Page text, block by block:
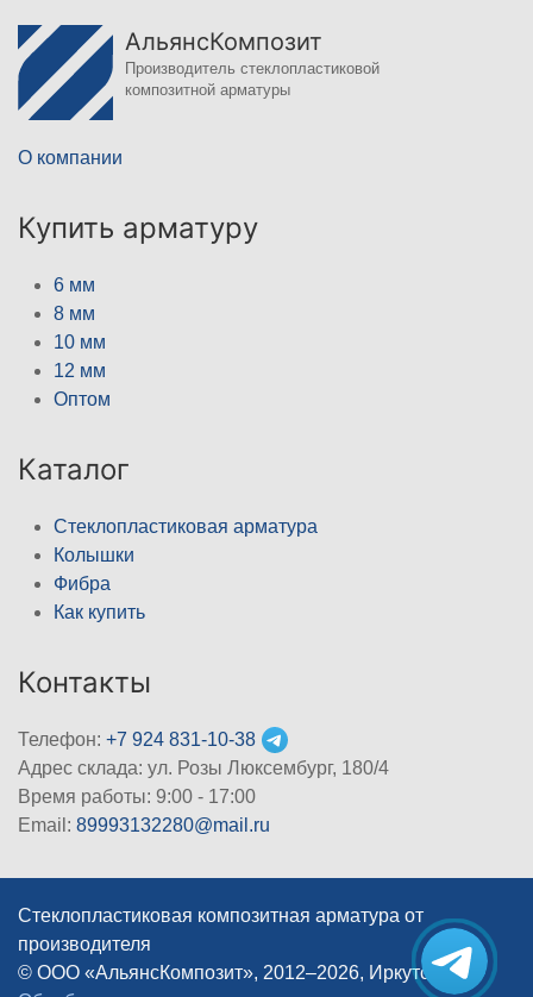
АльянсКомпозит
Производитель стеклопластиковой
композитной арматуры
О компании
Купить арматуру
6 мм
8 мм
10 мм
12 мм
Оптом
Каталог
Стеклопластиковая арматура
Колышки
Фибра
Как купить
Контакты
Телефон: +7 924 831-10-38
Адрес склада: ул. Розы Люксембург, 180/4
Время работы: 9:00 - 17:00
Email: 89993132280@mail.ru
Стеклопластиковая композитная арматура от
производителя
© ООО «АльянсКомпозит», 2012–2026, Иркутск |